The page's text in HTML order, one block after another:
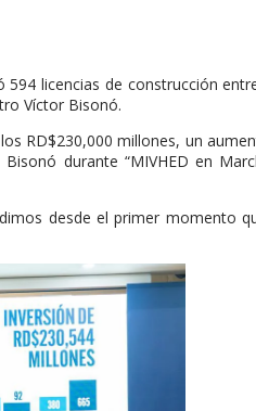
licencias de construcción
Víctor Bisonó.
RD$230,000 millones, un
durante “MIVHED en
desde el primer momento